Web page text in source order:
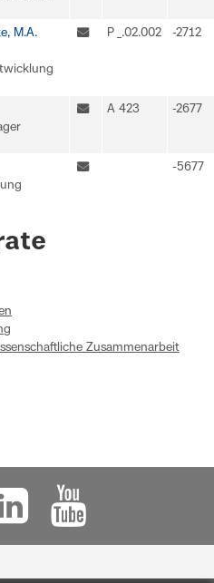
M.A.
P _.02.002 -2712
A 423 -2677
-5677
Zusammenarbeit